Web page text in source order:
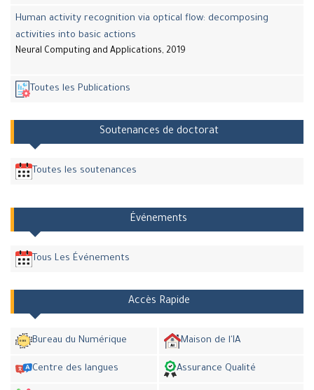
Human activity recognition via optical flow: decomposing
activities into basic actions
Neural Computing and Applications, 2019
Toutes les Publications
Soutenances de doctorat
Toutes les soutenances
Événements
Tous Les Événements
Accès Rapide
Bureau du Numérique Maison de l'IA
Centre des langues Assurance Qualité